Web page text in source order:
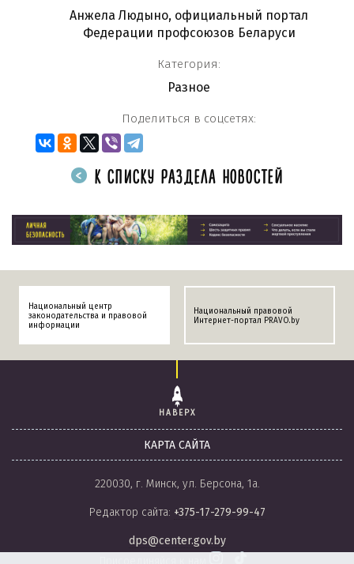
Анжела Людыно, официальный портал
Федерации профсоюзов Беларуси
Категория:
Разное
Поделиться в соцсетях:
К СПИСКУ РАЗДЕЛА НОВОСТЕЙ
Национальный центр
законодательства и правовой
информации
Национальный правовой
Интернет-портал PRAVO.by
НАВЕРХ
КАРТА САЙТА
220030, г. Минск, ул. Берсона, 1а.
Редактор сайта: +375-17-279-99-47
dps@center.gov.by